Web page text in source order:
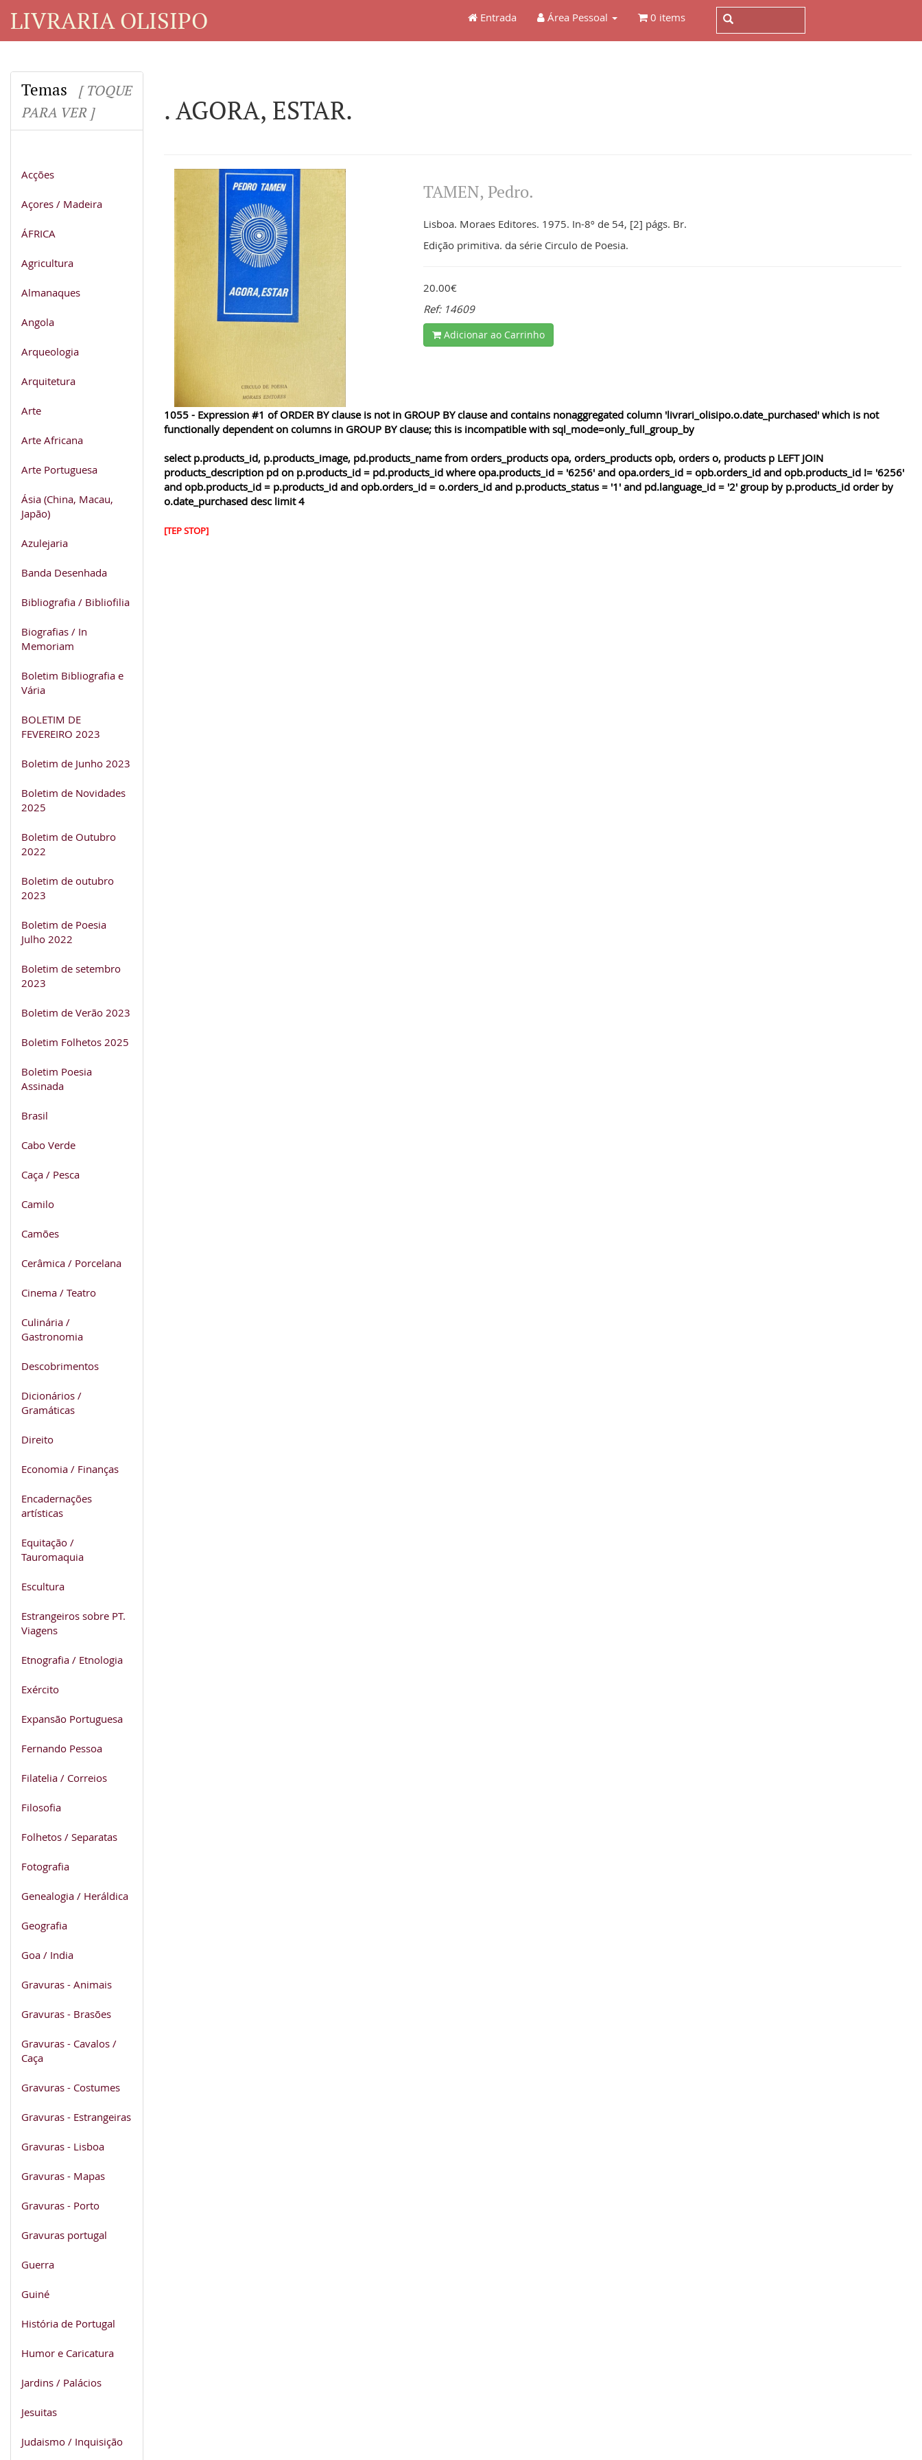
LIVRARIA OLISIPO Entrada Área Pessoal 0 items
Temas
[ TOQUE
PARA VER ]
Acções
Açores / Madeira
ÁFRICA
Agricultura
Almanaques
Angola
Arqueologia
Arquitetura
Arte
Arte Africana
Arte Portuguesa
Ásia (China, Macau,
Japão)
Azulejaria
Banda Desenhada
Bibliografia / Bibliofilia
Biografias / In
Memoriam
Boletim Bibliografia e
Vária
BOLETIM DE
FEVEREIRO 2023
Boletim de Junho 2023
Boletim de Novidades
2025
Boletim de Outubro
2022
Boletim de outubro
2023
Boletim de Poesia
Julho 2022
Boletim de setembro
2023
Boletim de Verão 2023
Boletim Folhetos 2025
Boletim Poesia
Assinada
Brasil
Cabo Verde
Caça / Pesca
Camilo
Camões
Cerâmica / Porcelana
Cinema / Teatro
Culinária /
Gastronomia
Descobrimentos
Dicionários /
Gramáticas
Direito
Economia / Finanças
Encadernações
artísticas
Equitação /
Tauromaquia
Escultura
Estrangeiros sobre PT.
Viagens
Etnografia / Etnologia
Exército
Expansão Portuguesa
Fernando Pessoa
Filatelia / Correios
Filosofia
Folhetos / Separatas
Fotografia
Genealogia / Heráldica
Geografia
Goa / India
Gravuras - Animais
Gravuras - Brasões
Gravuras - Cavalos /
Caça
Gravuras - Costumes
Gravuras - Estrangeiras
Gravuras - Lisboa
Gravuras - Mapas
Gravuras - Porto
Gravuras portugal
Guerra
Guiné
História de Portugal
Humor e Caricatura
Jardins / Palácios
Jesuitas
Judaismo / Inquisição
. AGORA, ESTAR.
TAMEN, Pedro.
Lisboa. Moraes Editores. 1975. In-8º de 54, [2] págs. Br.
Edição primitiva. da série Circulo de Poesia.
20.00€
Ref: 14609
Adicionar ao Carrinho
1055 - Expression #1 of ORDER BY clause is not in GROUP BY clause and contains nonaggregated column 'livrari_olisipo.o.date_purchased' which is not
functionally dependent on columns in GROUP BY clause; this is incompatible with sql_mode=only_full_group_by
select p.products_id, p.products_image, pd.products_name from orders_products opa, orders_products opb, orders o, products p LEFT JOIN
products_description pd on p.products_id = pd.products_id where opa.products_id = '6256' and opa.orders_id = opb.orders_id and opb.products_id != '6256'
and opb.products_id = p.products_id and opb.orders_id = o.orders_id and p.products_status = '1' and pd.language_id = '2' group by p.products_id order by
o.date_purchased desc limit 4
[TEP STOP]